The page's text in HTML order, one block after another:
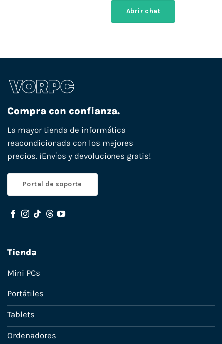
Abrir chat
Compra con confianza.
La mayor tienda de informática
reacondicionada con los mejores
precios. ¡Envíos y devoluciones gratis!
Portal de soporte
Tienda
Mini PCs
Portátiles
Tablets
Ordenadores